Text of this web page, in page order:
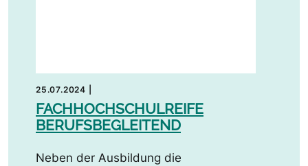
25.07.2024
FACHHOCHSCHULREIFE
BERUFSBEGLEITEND
Neben der Ausbildung die